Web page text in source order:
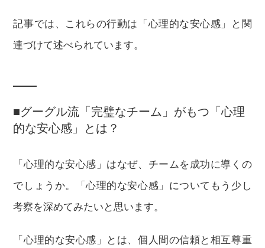
記事では、これらの行動は「心理的な安心感」と関
連づけて述べられています。
■グーグル流「完璧なチーム」がもつ「心理
的な安心感」とは？
「心理的な安心感」はなぜ、チームを成功に導くの
でしょうか。「心理的な安心感」についてもう少し
考察を深めてみたいと思います。
「心理的な安心感」とは、個人間の信頼と相互尊重